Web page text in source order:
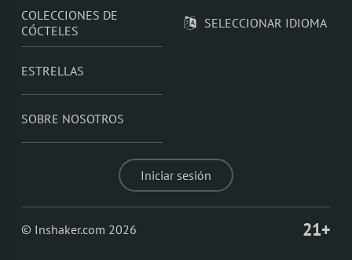
COLECCIONES DE
CÓCTELES
ESTRELLAS
SOBRE NOSOTROS
SELECCIONAR IDIOMA
Iniciar sesión
© Inshaker.com 2026 21+